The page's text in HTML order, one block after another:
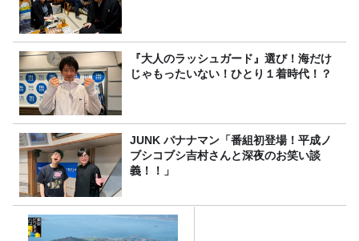
『大人のラッシュガード』選び！海だけ
じゃもったいない！ひとり１着時代！？
JUNK バナナマン「番組初登場！平成ノ
ブシコブシ吉村さんと深夜のお笑い談
義！！」